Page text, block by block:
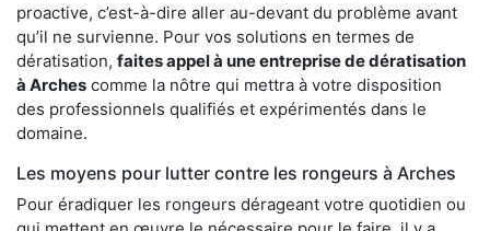
proactive, c’est-à-dire aller au-devant du problème avant
qu’il ne survienne. Pour vos solutions en termes de
dératisation, faites appel à une entreprise de dératisation
à Arches comme la nôtre qui mettra à votre disposition
des professionnels qualifiés et expérimentés dans le
domaine.
Les moyens pour lutter contre les rongeurs à Arches
Pour éradiquer les rongeurs dérageant votre quotidien ou